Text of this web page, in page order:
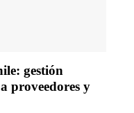
gestión
proveedores y